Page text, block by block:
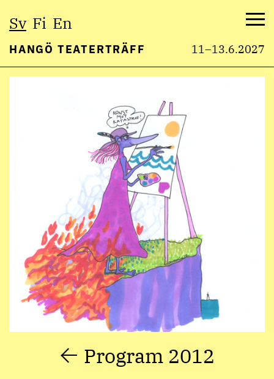
Sv Fi En
HANGÖ TEATERTRÄFF 11–13.6.2027
Program 2012